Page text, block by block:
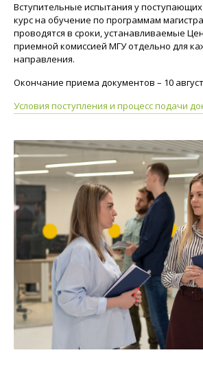
Вступительные испытания у
курс на обучение по программам
проводятся в сроки, устанавливаемые
приемной комиссией МГУ отдельно для
направления.
Окончание приема документов – 10
Условия поступления и процесс подачи